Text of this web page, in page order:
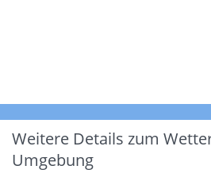
Weitere Details zum
Umgebung